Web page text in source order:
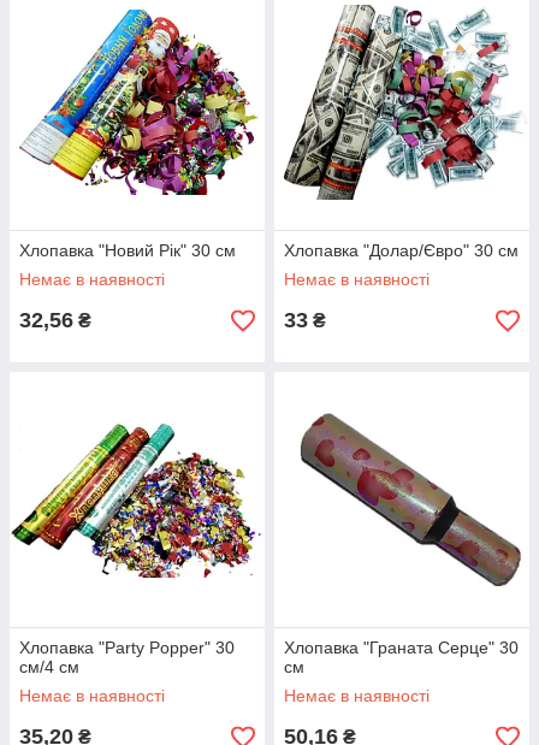
Хлопавка "Новий Рік" 30 см
Немає в наявності
32,56 ₴
Хлопавка "Долар/Євро" 30 см
Немає в наявності
33 ₴
Хлопавка "Party Popper" 30
см/4 см
Немає в наявності
35,20 ₴
Хлопавка "Граната Серце" 30
см
Немає в наявності
50,16 ₴